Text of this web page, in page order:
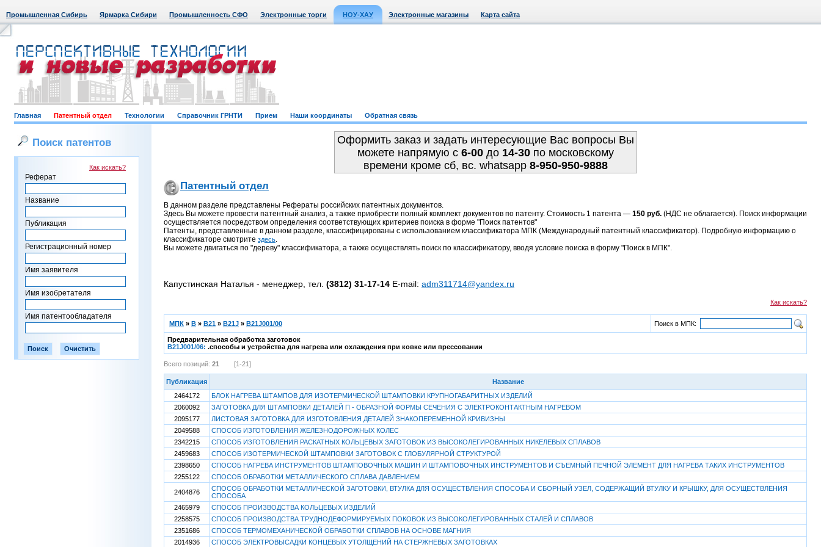
Промышленная Сибирь Ярмарка Сибири Промышленность СФО Электронные торги НОУ-ХАУ Электронные магазины Карта сайта
Главная Патентный отдел Технологии Справочник ГРНТИ Прием Наши координаты Обратная связь
Поиск патентов
Как искать?
Реферат
Название
Публикация
Регистрационный номер
Имя заявителя
Имя изобретателя
Имя патентообладателя
Оформить заказ и задать интересующие Вас вопросы Вы
можете напрямую c 6-00до 14-30по московскому
времени кроме сб, вс. whatsapp 8-950-950-9888
Патентный отдел
В данном разделе представлены Рефераты российских патентных документов.
Здесь Вы можете провести патентный анализ, а также приобрести полный комплект документов по патенту. Стоимость 1 патента — 150 руб. (НДС не облагается). Поиск информации
осуществляется посредством определения соответствующих критериев поиска в форме "Поиск патентов"
Патенты, представленные в данном разделе, классифицированы с использованием классификатора МПК (Международный патентный классификатор). Подробную информацию о
классификаторе смотрите здесь.
Вы можете двигаться по "дереву" классификатора, а также осуществлять поиск по классификатору, вводя условие поиска в форму "Поиск в МПК".
Капустинская Наталья - менеджер, тел. (3812) 31-17-14 E-mail: adm311714@yandex.ru
Как искать?
МПК » B » B21 » B21J » B21J001/00 Поиск в МПК:
Предварительная обработка заготовок
B21J001/06: .способы и устройства для нагрева или охлаждения при ковке или прессовании
Всего позиций: 21 [1-21]
Публикация
Название
2464172
БЛОК НАГРЕВА ШТАМПОВ ДЛЯ ИЗОТЕРМИЧЕСКОЙ ШТАМПОВКИ КРУПНОГАБАРИТНЫХ ИЗДЕЛИЙ
2060092
ЗАГОТОВКА ДЛЯ ШТАМПОВКИ ДЕТАЛЕЙ П - ОБРАЗНОЙ ФОРМЫ СЕЧЕНИЯ С ЭЛЕКТРОКОНТАКТНЫМ НАГРЕВОМ
2095177
ЛИСТОВАЯ ЗАГОТОВКА ДЛЯ ИЗГОТОВЛЕНИЯ ДЕТАЛЕЙ ЗНАКОПЕРЕМЕННОЙ КРИВИЗНЫ
2049588
СПОСОБ ИЗГОТОВЛЕНИЯ ЖЕЛЕЗНОДОРОЖНЫХ КОЛЕС
2342215
СПОСОБ ИЗГОТОВЛЕНИЯ РАСКАТНЫХ КОЛЬЦЕВЫХ ЗАГОТОВОК ИЗ ВЫСОКОЛЕГИРОВАННЫХ НИКЕЛЕВЫХ СПЛАВОВ
2459683
СПОСОБ ИЗОТЕРМИЧЕСКОЙ ШТАМПОВКИ ЗАГОТОВОК С ГЛОБУЛЯРНОЙ СТРУКТУРОЙ
2398650
СПОСОБ НАГРЕВА ИНСТРУМЕНТОВ ШТАМПОВОЧНЫХ МАШИН И ШТАМПОВОЧНЫХ ИНСТРУМЕНТОВ И СЪЕМНЫЙ ПЕЧНОЙ ЭЛЕМЕНТ ДЛЯ НАГРЕВА ТАКИХ ИНСТРУМЕНТОВ
2255122
СПОСОБ ОБРАБОТКИ МЕТАЛЛИЧЕСКОГО СПЛАВА ДАВЛЕНИЕМ
2404876
СПОСОБ ОБРАБОТКИ МЕТАЛЛИЧЕСКОЙ ЗАГОТОВКИ, ВТУЛКА ДЛЯ ОСУЩЕСТВЛЕНИЯ СПОСОБА И СБОРНЫЙ УЗЕЛ, СОДЕРЖАЩИЙ ВТУЛКУ И КРЫШКУ, ДЛЯ ОСУЩЕСТВЛЕНИЯ
СПОСОБА
2465979
СПОСОБ ПРОИЗВОДСТВА КОЛЬЦЕВЫХ ИЗДЕЛИЙ
2258575
СПОСОБ ПРОИЗВОДСТВА ТРУДНОДЕФОРМИРУЕМЫХ ПОКОВОК ИЗ ВЫСОКОЛЕГИРОВАННЫХ СТАЛЕЙ И СПЛАВОВ
2351686
СПОСОБ ТЕРМОМЕХАНИЧЕСКОЙ ОБРАБОТКИ СПЛАВОВ НА ОСНОВЕ МАГНИЯ
2014936
СПОСОБ ЭЛЕКТРОВЫСАДКИ КОНЦЕВЫХ УТОЛЩЕНИЙ НА СТЕРЖНЕВЫХ ЗАГОТОВКАХ